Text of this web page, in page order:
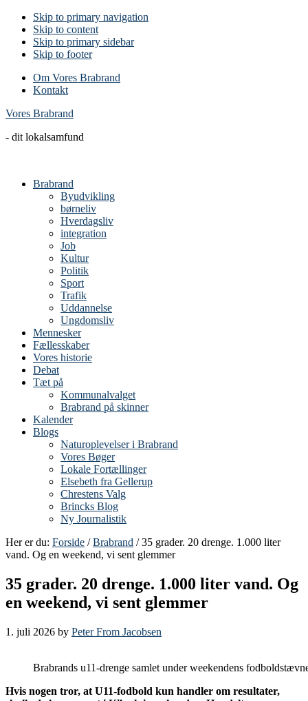
Skip to primary navigation
Skip to content
Skip to primary sidebar
Skip to footer
Om Vores Brabrand
Kontakt
Vores Brabrand
- dit lokalsamfund
Brabrand
Byudvikling
børneliv
Hverdagsliv
integration
Job
Kultur
Politik
Sport
Trafik
Uddannelse
Ungdomsliv
Mennesker
Fællesskaber
Vores historie
Debat
Tæt på
Kommunalvalget
Brabrand på skinner
Kalender
Blogs
Naturoplevelser i Brabrand
Vores Bøger
Lokale Fortællinger
Elsebeth fra Gellerup
Chrestens Valg
Brincks Blog
Ny Journalistik
Her er du: Forside /Brabrand / 35 grader. 20 drenge. 1.000 liter
vand. Og en weekend, vi sent glemmer
35 grader. 20 drenge. 1.000 liter vand. Og
en weekend, vi sent glemmer
1. juli 2026 by Peter From Jacobsen
Brabrands u11-drenge samlet under weekendens
Hvis nogen tror, at U11-fodbold kun handler om resultater,